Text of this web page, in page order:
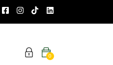
0